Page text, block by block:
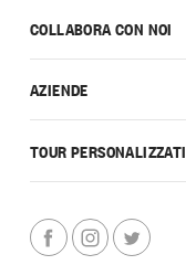
COLLABORA CON NOI
AZIENDE
TOUR PERSONALIZZATI